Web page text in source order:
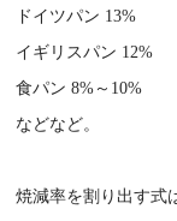
ドイツパン 13%
イギリスパン 12%
食パン 8%～10%
などなど。
焼減率を割り出す式